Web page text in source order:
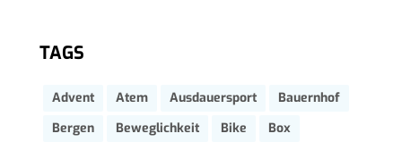
TAGS
Advent Atem Ausdauersport
Bauernhof
Bergen
Beweglichkeit Bike
Box